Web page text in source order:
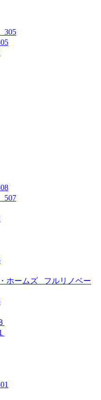
305
507
ホームズ フルリノベー